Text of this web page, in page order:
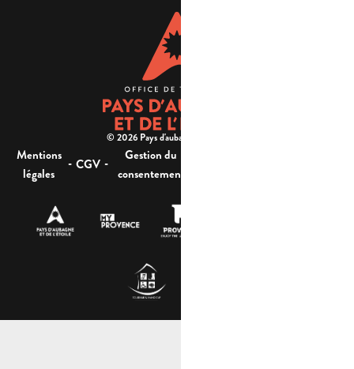
© 2026 Pays d'aubagne et de l'étoile -
Mentions
légales
- CGV -
Gestion du
consentement